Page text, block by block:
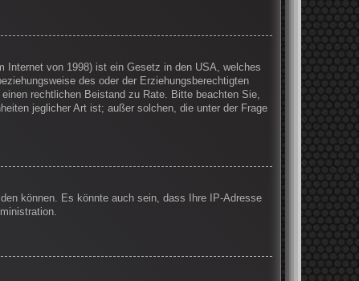
Internet von 1998) ist ein Gesetz in den USA, welches
des oder der Erziehungsberechtigten
rechtlichen Beistand zu Rate. Bitte beachten Sie,
jeglicher Art ist; außer solchen, die unter der Frage
können. Es könnte auch sein, dass Ihre IP-Adresse